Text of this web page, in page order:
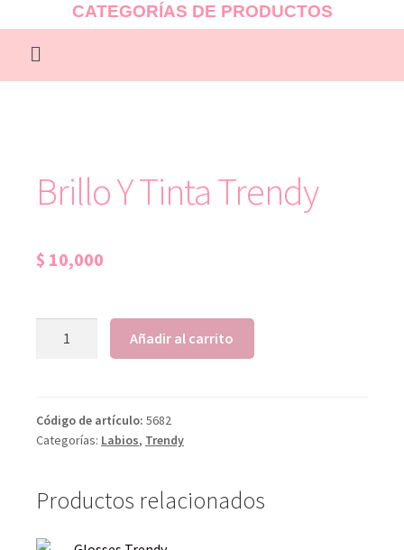
CATEGORÍAS DE PRODUCTOS
Brillo Y Tinta Trendy
$ 10,000
Añadir al carrito
Código de artículo: 5682
Categorías: Labios, Trendy
Productos relacionados